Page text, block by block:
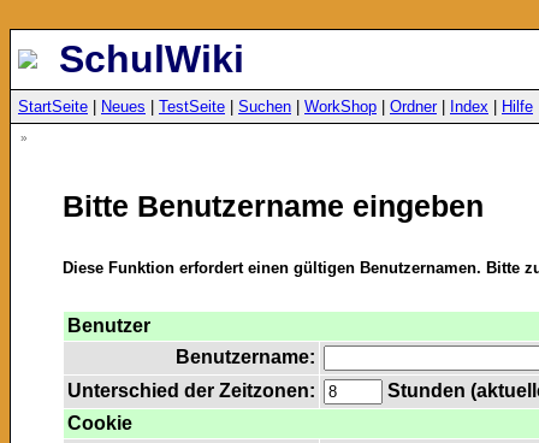
SchulWiki
StartSeite Neues TestSeite Suchen WorkShop Ordner| Index Hilfe
»
Bitte Benutzername eingeben
Diese Funktion erfordert einen gültigen Benutzernamen. Bitte
Benutzer
Benutzername:
Unterschied der Zeitzonen:
Stunden
Cookie